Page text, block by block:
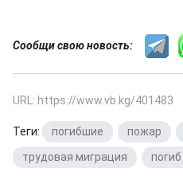
Сообщи свою новость:
URL: https://www.vb.kg/401483
Теги: погибшие пожар
трудовая миграция